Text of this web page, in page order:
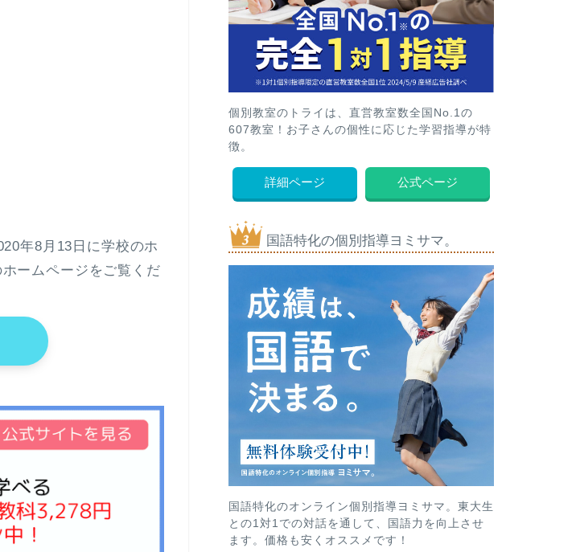
年8月13日に学校のホ
ームページをご覧くだ
個別教室のトライは、直営教室数全国No.1の
607教室！お子さんの個性に応じた学習指導が特
徴。
詳細ページ 公式ページ
国語特化の個別指導ヨミサマ。
国語特化のオンライン個別指導ヨミサマ。東大生
との1対1での対話を通して、国語力を向上させ
ます。価格も安くオススメです！